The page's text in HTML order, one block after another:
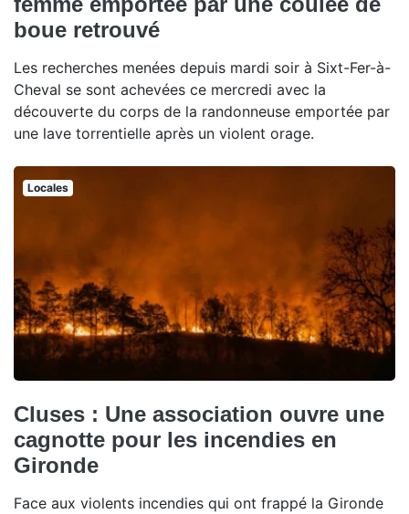
boue retrouvé
Les recherches menées depuis mardi soir à Sixt-Fer-à-
Cheval se sont achevées ce mercredi avec la
découverte du corps de la randonneuse emportée par
une lave torrentielle après un violent orage.
Locales
Cluses : Une association ouvre une
cagnotte pour les incendies en
Gironde
Face aux violents incendies qui ont frappé la Gironde